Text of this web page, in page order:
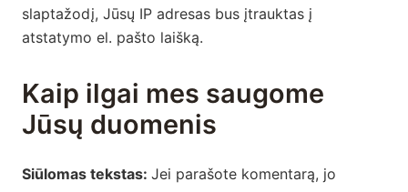
slaptažodį, Jūsų IP adresas bus įtrauktas į
atstatymo el. pašto laišką.
Kaip ilgai mes saugome
Jūsų duomenis
Siūlomas tekstas: Jei parašote komentarą, jo